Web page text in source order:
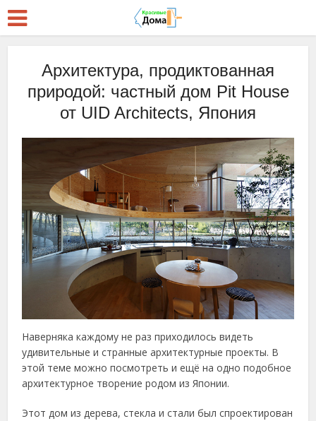
Архитектура, продиктованная
природой: частный дом Pit House
от UID Architects, Япония
Наверняка каждому не раз приходилось видеть
удивительные и странные архитектурные проекты. В
этой теме можно посмотреть и ещё на одно подобное
архитектурное творение родом из Японии.
Этот дом из дерева, стекла и стали был спроектирован